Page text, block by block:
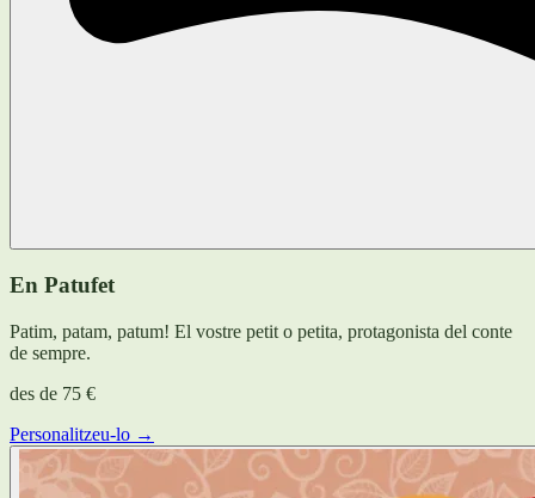
En Patufet
Patim, patam, patum! El vostre petit o petita, protagonista del conte
de sempre.
des de 75 €
Personalitzeu-lo →